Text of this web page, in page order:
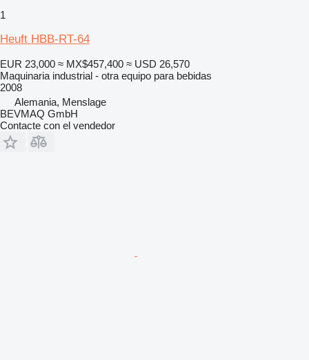
1
Heuft HBB-RT-64
EUR 23,000 ≈ MX$457,400 ≈ USD 26,570
Maquinaria industrial - otra equipo para bebidas
2008
Alemania, Menslage
BEVMAQ GmbH
Contacte con el vendedor